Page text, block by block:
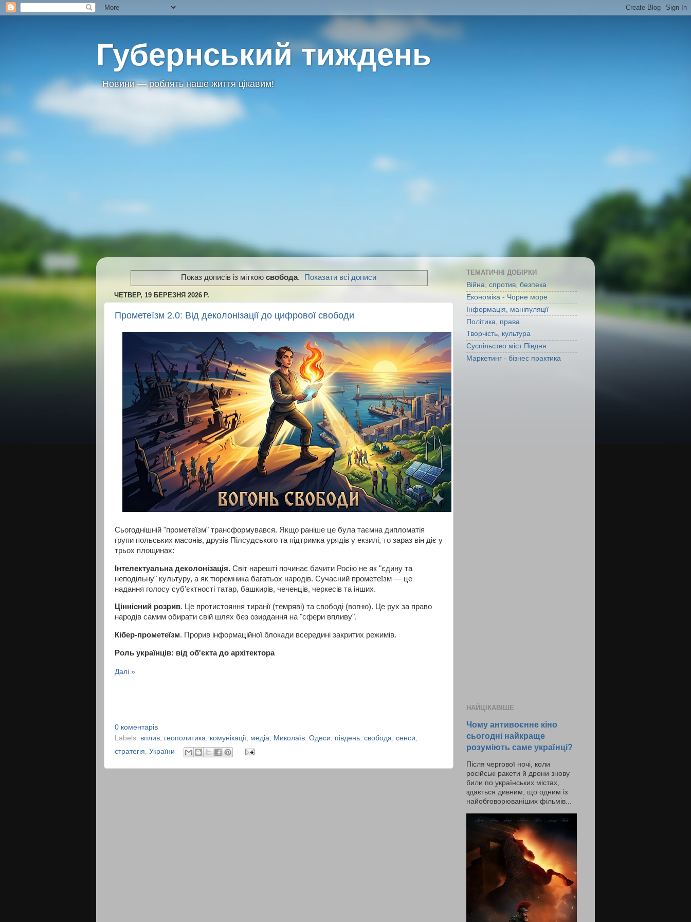
Губернський тиждень
Новини — роблять наше життя цікавим!
Показ дописів із міткою свобода. Показати всі дописи
ЧЕТВЕР, 19 БЕРЕЗНЯ 2026 Р.
Прометеїзм 2.0: Від деколонізації до цифрової свободи
Сьогоднішній "прометеїзм" трансформувався. Якщо раніше це була таємна дипломатія
групи польських масонів, друзів Пілсудського та підтримка урядів у екзилі, то зараз він діє у
трьох площинах:
Інтелектуальна деколонізація. Світ нарешті починає бачити Росію не як "єдину та
неподільну" культуру, а як тюремника багатьох народів. Сучасний прометеїзм — це
надання голосу суб'єктності татар, башкирів, чеченців, черкесів та інших.
Ціннісний розрив. Це протистояння тиранії (темряві) та свободі (вогню). Це рух за право
народів самим обирати свій шлях без озирдання на "сфери впливу".
Кібер-прометеїзм. Прорив інформаційної блокади всередині закритих режимів.
Роль українців: від об'єкта до архітектора
Далі »
0 коментарів
Labels: вплив геополитика комунікації медіа Миколаїв Одеси південь свобода сенси
стратегія України
ТЕМАТИЧНІ ДОБІРКИ
Війна, спротив, безпека
Економіка - Чорне море
Інформація, маніпуляції
Політика, права
Творчість, культура
Суспільство міст Півдня
Маркетинг - бізнес практика
НАЙЦІКАВІШЕ
Чому антивоєнне кіно
сьогодні найкраще
розуміють саме українці?
Після чергової ночі, коли
російські ракети й дрони знову
били по українських містах,
здається дивним, що одним із
найобговорюваніших фільмів...